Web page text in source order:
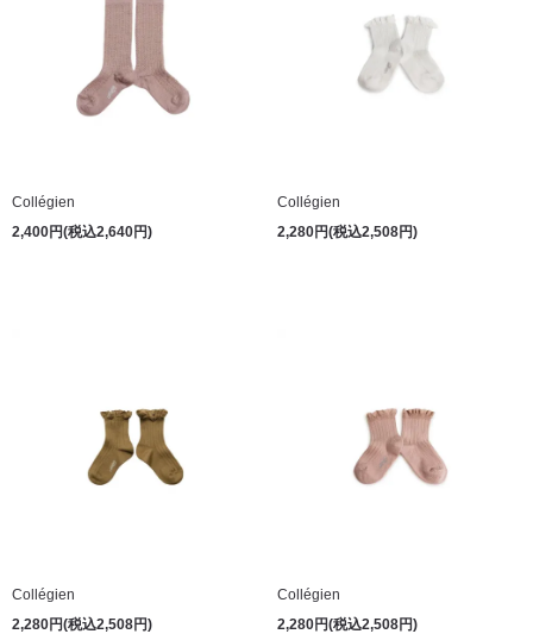
Collégien
2,400円(税込2,640円)
Collégien
2,280円(税込2,508円)
Collégien
2,280円(税込2,508円)
Collégien
2,280円(税込2,508円)